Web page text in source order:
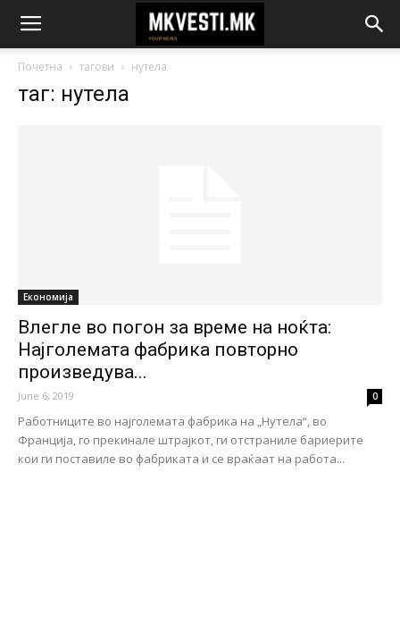
Почетна тагови нутела
таг: нутела
Економија
Влегле во погон за време на ноќта:
Најголемата фабрика повторно
произведува...
June 6, 2019 0
Работниците во најголемата фабрика на „Нутела“, во
Франција, го прекинале штрајкот, ги отстраниле бариерите
кои ги поставиле во фабриката и се враќаат на работа...